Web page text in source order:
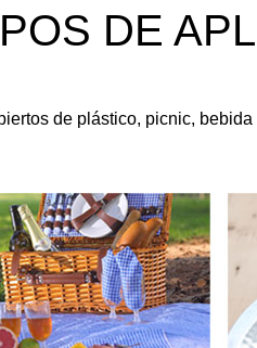
DE
de plástico, picnic,